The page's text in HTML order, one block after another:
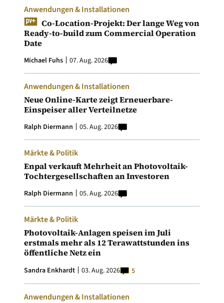
Anwendungen & Installationen
Co-Location-Projekt: Der lange Weg von
Ready-to-build zum Commercial Operation
Date
Michael Fuhs 07. Aug. 2026
Anwendungen & Installationen
Neue Online-Karte zeigt Erneuerbare-
Einspeiser aller Verteilnetze
Ralph Diermann 05. Aug. 2026
Märkte & Politik
Enpal verkauft Mehrheit an Photovoltaik-
Tochtergesellschaften an Investoren
Ralph Diermann 05. Aug. 2026
Märkte & Politik
Photovoltaik-Anlagen speisen im Juli
erstmals mehr als 12 Terawattstunden ins
öffentliche Netz ein
Sandra Enkhardt 03. Aug. 2026 5
Anwendungen & Installationen